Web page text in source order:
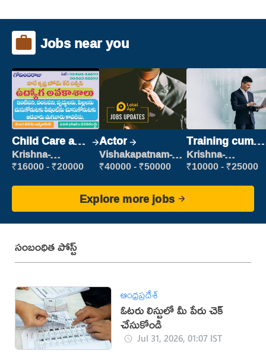
Jobs near you
Child Care and
Patient care
Krishna-
vijayawada
₹16000 - ₹20000
Actor
Vishakapatnam-
new
₹40000 - ₹50000
Training cum
Placement
Krishna-
vijayawada
₹10000 - ₹25000
Explore more jobs
సంబంధిత పోస్ట్
ఆంధ్రప్రదేశ్
ఓటరు లిస్టులో మీ పేరు చెక్
చేసుకోండి
Jul 31, 2026, 01:07 IST